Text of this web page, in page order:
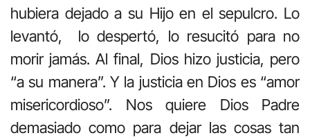
hubiera dejado a su Hijo en el sepulcro. Lo
levantó, lo despertó, lo resucitó para no
morir jamás. Al final, Dios hizo justicia, pero
“a su manera”. Y la justicia en Dios es “amor
misericordioso”. Nos quiere Dios Padre
demasiado como para dejar las cosas tan